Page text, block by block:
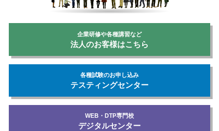
企業研修や各種講習など
法人のお客様はこちら
各種試験のお申し込み
テスティングセンター
WEB・DTP専門校
デジタルセンター